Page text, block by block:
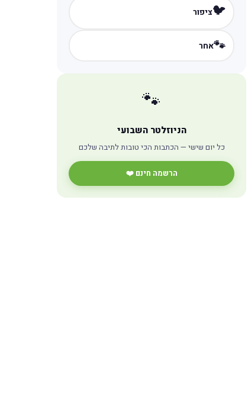
🐦ציפור
🐾אחר
🐾
הניוזלטר השבועי
כל יום שישי — הכתבות הכי טובות לתיבה שלכם
הרשמה חינם ❤️